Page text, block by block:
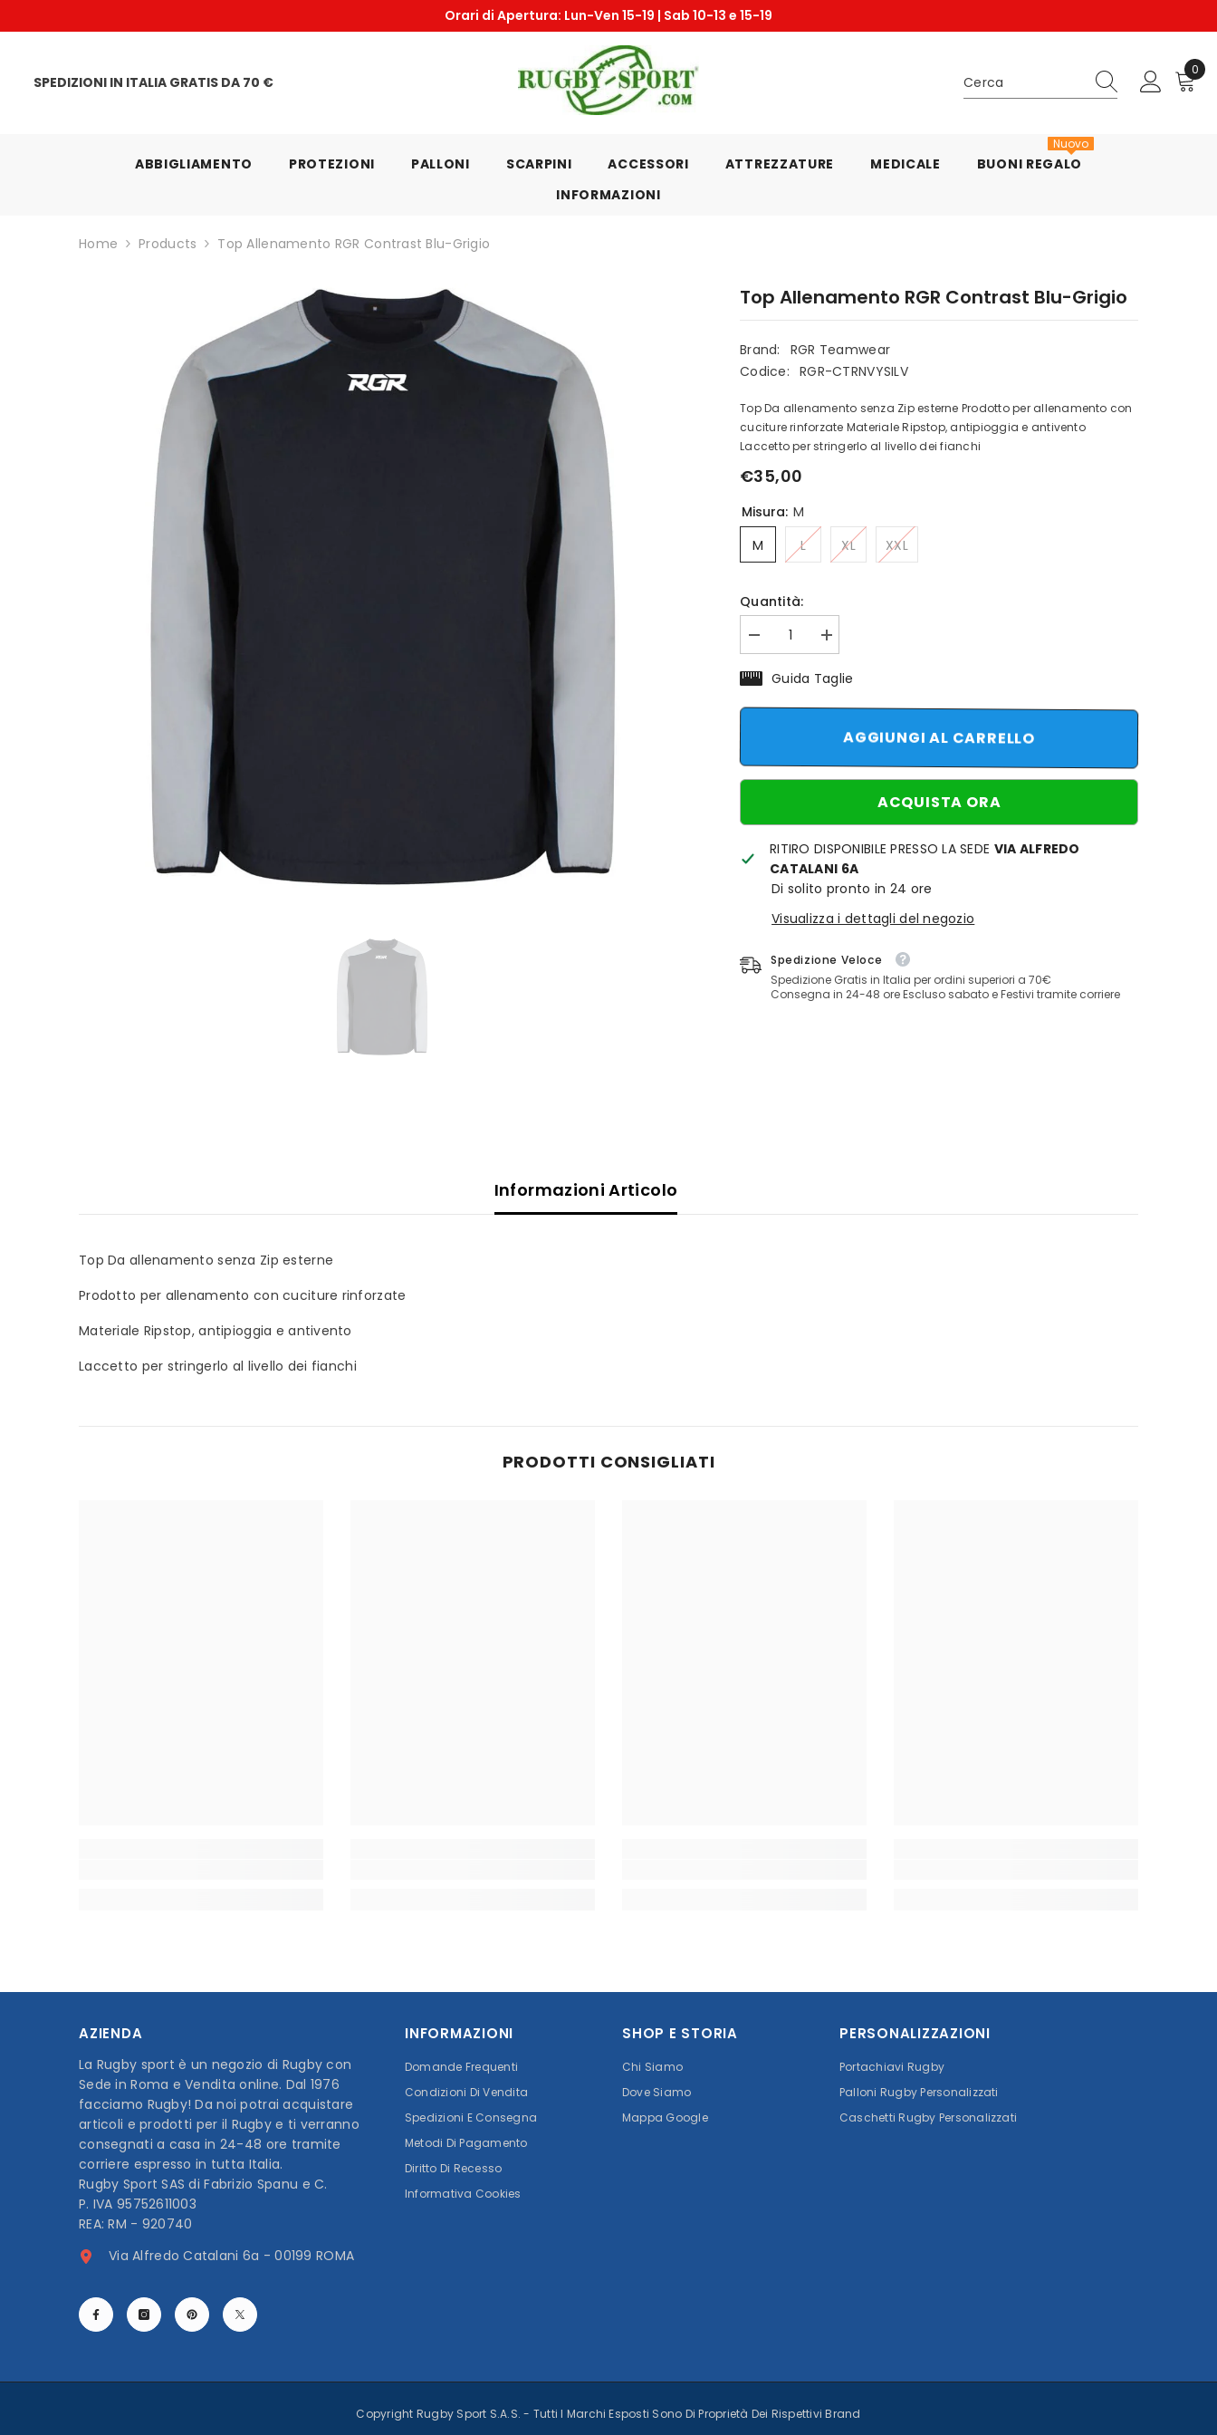
Orari di Apertura: Lun-Ven 15-19 | Sab 10-13 e 15-19
SPEDIZIONI IN ITALIA GRATIS DA 70 €
0
0
ABBIGLIAMENTO PROTEZIONI PALLONI SCARPINI ACCESSORI ATTREZZATURE MEDICALE BUONI REGALO
Nuovo
INFORMAZIONI
Home Products Top Allenamento RGR Contrast Blu-Grigio
Top Allenamento RGR Contrast Blu-Grigio
Brand:
RGR Teamwear
Codice:
RGR-CTRNVYSILV
Top Da allenamento senza Zip esterne Prodotto per allenamento con
cuciture rinforzate Materiale Ripstop, antipioggia e antivento
Laccetto per stringerlo al livello dei fianchi
€35,00
Misura: M
M
L XL XXL
Quantità:
Diminuisci
quantità
per
Top
RGR
Aumenta
quantità
Top
RGR
Blu-
Guida Taglie
AGGIUNGI AL CARRELLO
ACQUISTA ORA
RITIRO DISPONIBILE PRESSO LA SEDE VIA ALFREDO
CATALANI 6A
Di solito pronto in 24 ore
Visualizza i dettagli del negozio
Spedizione Veloce
Spedizione Gratis in Italia per ordini superiori a 70€
Consegna in 24-48 ore Escluso sabato e Festivi tramite corriere
Informazioni Articolo
Top Da allenamento senza Zip esterne
Prodotto per allenamento con cuciture rinforzate
Materiale Ripstop, antipioggia e antivento
Laccetto per stringerlo al livello dei fianchi
PRODOTTI CONSIGLIATI
AZIENDA
La Rugby sport è un negozio di Rugby con
Sede in Roma e Vendita online. Dal 1976
facciamo Rugby! Da noi potrai acquistare
articoli e prodotti per il Rugby e ti verranno
consegnati a casa in 24-48 ore tramite
corriere espresso in tutta Italia.
Rugby Sport SAS di Fabrizio Spanu e C.
P. IVA 95752611003
REA: RM - 920740
Via Alfredo Catalani 6a - 00199 ROMA
INFORMAZIONI
Domande Frequenti
Condizioni Di Vendita
Spedizioni E Consegna
Metodi Di Pagamento
Diritto Di Recesso
Informativa Cookies
SHOP E STORIA
Chi Siamo
Dove Siamo
Mappa Google
PERSONALIZZAZIONI
Portachiavi Rugby
Palloni Rugby Personalizzati
Caschetti Rugby Personalizzati
Copyright Rugby Sport S.A.S. - Tutti I Marchi Esposti Sono Di Proprietà Dei Rispettivi Brand